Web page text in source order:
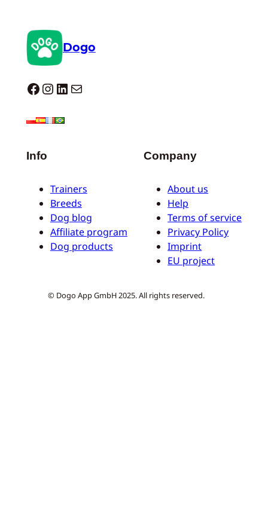
Dogo
Dogo facebook InstagramLinkedIn E-Mail
Info
Trainers
Breeds
Dog blog
Affiliate program
Dog products
Company
About us
Help
Terms of service
Privacy Policy
Imprint
EU project
© Dogo App GmbH 2025. All rights reserved.